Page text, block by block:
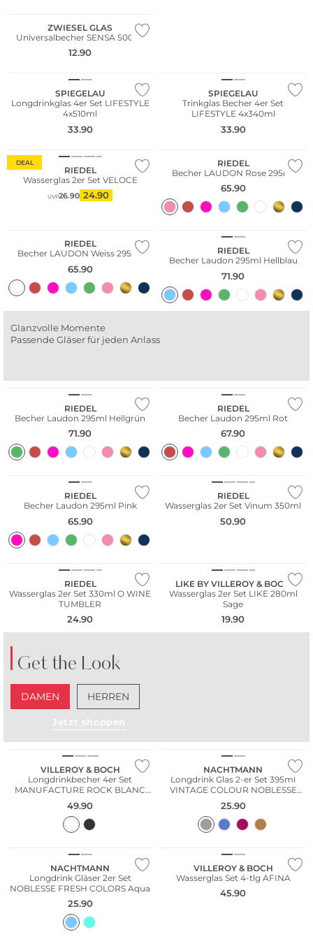
ZWIESEL GLAS
Universalbecher SENSA 500ml
12.90
SPIEGELAU
Longdrinkglas 4er Set LIFESTYLE
4x510ml
33.90
SPIEGELAU
Trinkglas Becher 4er Set
LIFESTYLE 4x340ml
33.90
DEAL
RIEDEL
Wasserglas 2er Set VELOCE
UVP26.90 24.90
RIEDEL
Becher LAUDON Rose 295ml
65.90
RIEDEL
Becher LAUDON Weiss 295ml
65.90
RIEDEL
Becher Laudon 295ml Hellblau
71.90
Glanzvolle Momente
Passende Gläser für jeden Anlass
RIEDEL
Becher Laudon 295ml Hellgrün
71.90
RIEDEL
Becher Laudon 295ml Rot
67.90
RIEDEL
Becher Laudon 295ml Pink
65.90
Multi Pack
RIEDEL
Wasserglas 2er Set Vinum 350ml
50.90
Multi Pack
RIEDEL
Wasserglas 2er Set 330ml O WINE
TUMBLER
24.90
LIKE BY VILLEROY & BOCH
Wasserglas 2er Set LIKE 280ml
Sage
19.90
Get the Look
DAMEN HERREN
Jetzt shoppen
VILLEROY & BOCH
Longdrinkbecher 4er Set
MANUFACTURE ROCK BLANC
GLAS
49.90
NACHTMANN
Longdrink Glas 2-er Set 395ml
VINTAGE COLOUR NOBLESSE
Smoke
25.90
NACHTMANN
Longdrink Gläser 2er Set
NOBLESSE FRESH COLORS Aqua
25.90
VILLEROY & BOCH
Wasserglas Set 4-tlg AFINA
45.90